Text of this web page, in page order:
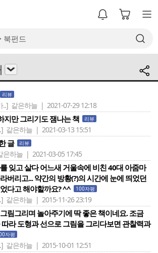
리뷰
..] 같은하늘 | 2021-07-29 12:18
지만 그리기도 잼나는 책 리뷰
같은하늘 | 2021-03-13 15:51
글 리뷰
은하늘 | 2021-03-05 17:45
잊고 살다 어느새 거울속에 비친 40대 아줌마
버리고... 약간의 방황(?)의 시간에 눈에 띄었던
다고 해야할까요? ^^
100자평
같은하늘 | 2015-11-26 23:19
림그리며 놀아주기에 딱 좋은 책이네요. 조금
라 도형과 선으로 그림을 그리다보면 관찰력과
자평
같은하늘 | 2015-10-01 12:51